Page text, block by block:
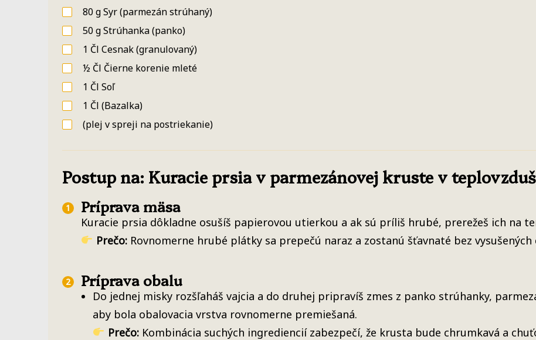
80gSyr(parmezán strúhaný)
50gStrúhanka(panko)
1 Čl Cesnak(granulovaný)
½ Čl Čierne korenie mleté
1 Čl Soľ
1 Čl (Bazalka)
(plej v spreji na postriekanie)
Postup na: Kuracie prsia v parmezánovej kruste v
Príprava mäsa
Kuracie prsia dôkladne osušíš papierovou utierkou a ak sú príliš hrubé, prerežeš ich na
Prečo:Rovnomerne hrubé plátky sa prepečú naraz a zostanú šťavnaté bez vysušených
Príprava obalu
Do jednej misky rozšľaháš vajcia a do druhej pripravíš zmes z panko strúhanky,
aby bola obalovacia vrstva rovnomerne premiešaná.
Prečo:Kombinácia suchých ingrediencií zabezpečí, že krusta bude chrumkavá a